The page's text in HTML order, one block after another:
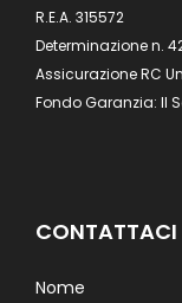
R.E.A. 315572
Determinazione n.
Assicurazione RC
Fondo Garanzia: Il
CONTATTACI
Nome